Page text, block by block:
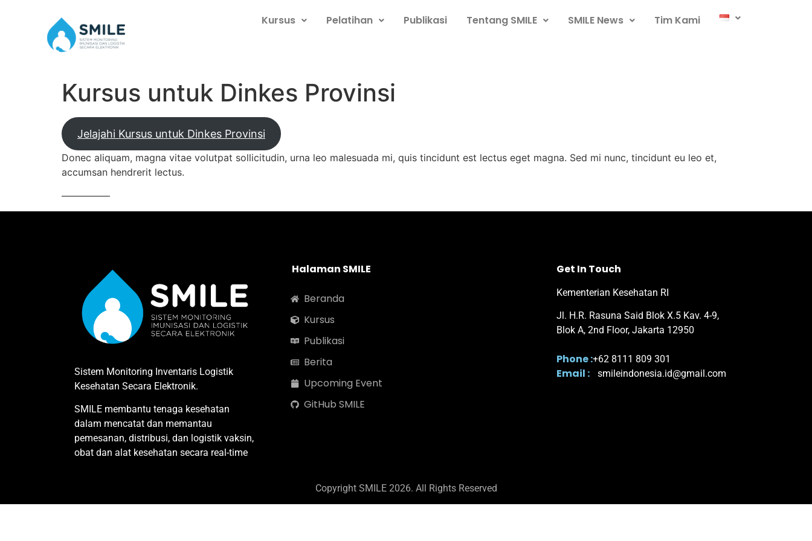
Kursus Pelatihan Publikasi Tentang SMILE SMILE News Tim Kami
Kursus untuk Dinkes Provinsi
Jelajahi Kursus untuk Dinkes Provinsi
Donec aliquam, magna vitae volutpat sollicitudin, urna leo malesuada mi, quis tincidunt est lectus eget magna. Sed mi nunc, tincidunt eu leo et,
accumsan hendrerit lectus.
—————
Sistem Monitoring Inventaris Logistik
Kesehatan Secara Elektronik.
SMILE membantu tenaga kesehatan
dalam mencatat dan memantau
pemesanan, distribusi, dan logistik vaksin,
obat dan alat kesehatan secara real-time
Halaman SMILE
Beranda
Kursus
Publikasi
Berita
Upcoming Event
GitHub SMILE
Get In Touch
Kementerian Kesehatan RI
Jl. H.R. Rasuna Said Blok X.5 Kav. 4-9,
Blok A, 2nd Floor, Jakarta 12950
Phone :+62 8111 809 301
Email : smileindonesia.id@gmail.com
Copyright SMILE 2026. All Rights Reserved